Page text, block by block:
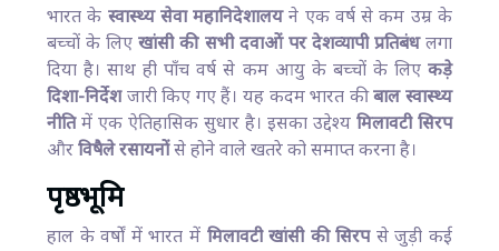
भारत के स्वास्थ्य सेवा महानिदेशालयने एक वर्ष से कम उम्र के
बच्चों के लिएखांसी की सभी दवाओं पर देशव्यापी प्रतिबंधलगा
दिया है। साथ ही पाँच वर्ष से कम आयु के बच्चों के लिए कड़े
दिशा-निर्देशजारी किए गए हैं। यह कदम भारत कीबाल स्वास्थ्य
नीतिमें एक ऐतिहासिक सुधार है। इसका उद्देश्य मिलावटी सिरप
औरविषैले रसायनोंसे होने वाले खतरे को समाप्त करना है।
पृष्ठभूमि
हाल के वर्षों में भारत में मिलावटी खांसी की सिरपसे जुड़ी कई